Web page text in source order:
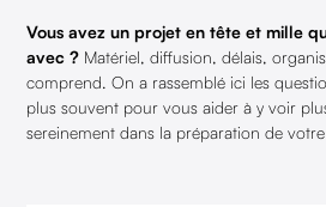
Vous avez un projet en tête et mille
avec ? Matériel, diffusion, délais,
comprend. On a rassemblé ici les
plus souvent pour vous aider à y voir
sereinement dans la préparation de